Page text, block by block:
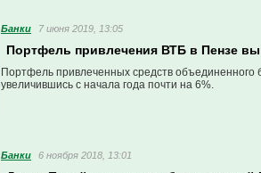
Банки 7 июня 2019, 13:05
Портфель привлечения ВТБ в Пензе
Портфель привлеченных средств объединенного
увеличившись с начала года почти на 6%.
Банки 6 ноября 2018, 13:01